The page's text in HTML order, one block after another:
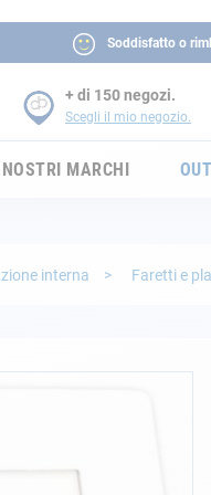
Soddisfatto o
+ di 150 negozi.
Scegli il mio negozio.
MARCHI
interna Faretti e